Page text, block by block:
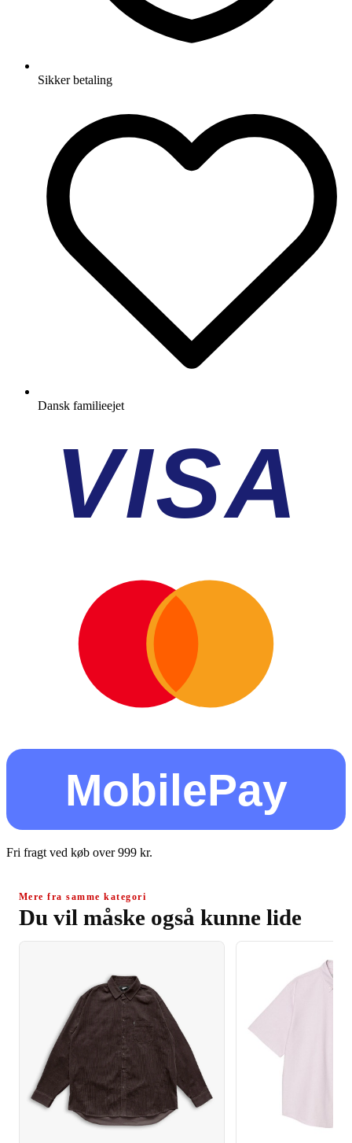
Sikker betaling
Dansk familieejet
VISA
MobilePay
Fri fragt ved køb over999 kr.
Mere fra samme kategori
Du vil måske også kunne lide